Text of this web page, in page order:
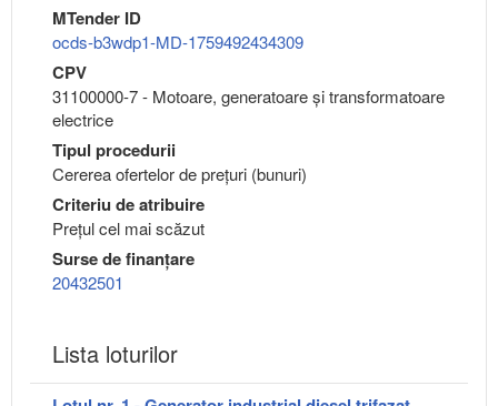
MTender ID
ocds-b3wdp1-MD-1759492434309
CPV
31100000-7 - Motoare, generatoare şi transformatoare
electrice
Tipul procedurii
Cererea ofertelor de prețuri (bunuri)
Criteriu de atribuire
Preţul cel mai scăzut
Surse de finanțare
20432501
Lista loturilor